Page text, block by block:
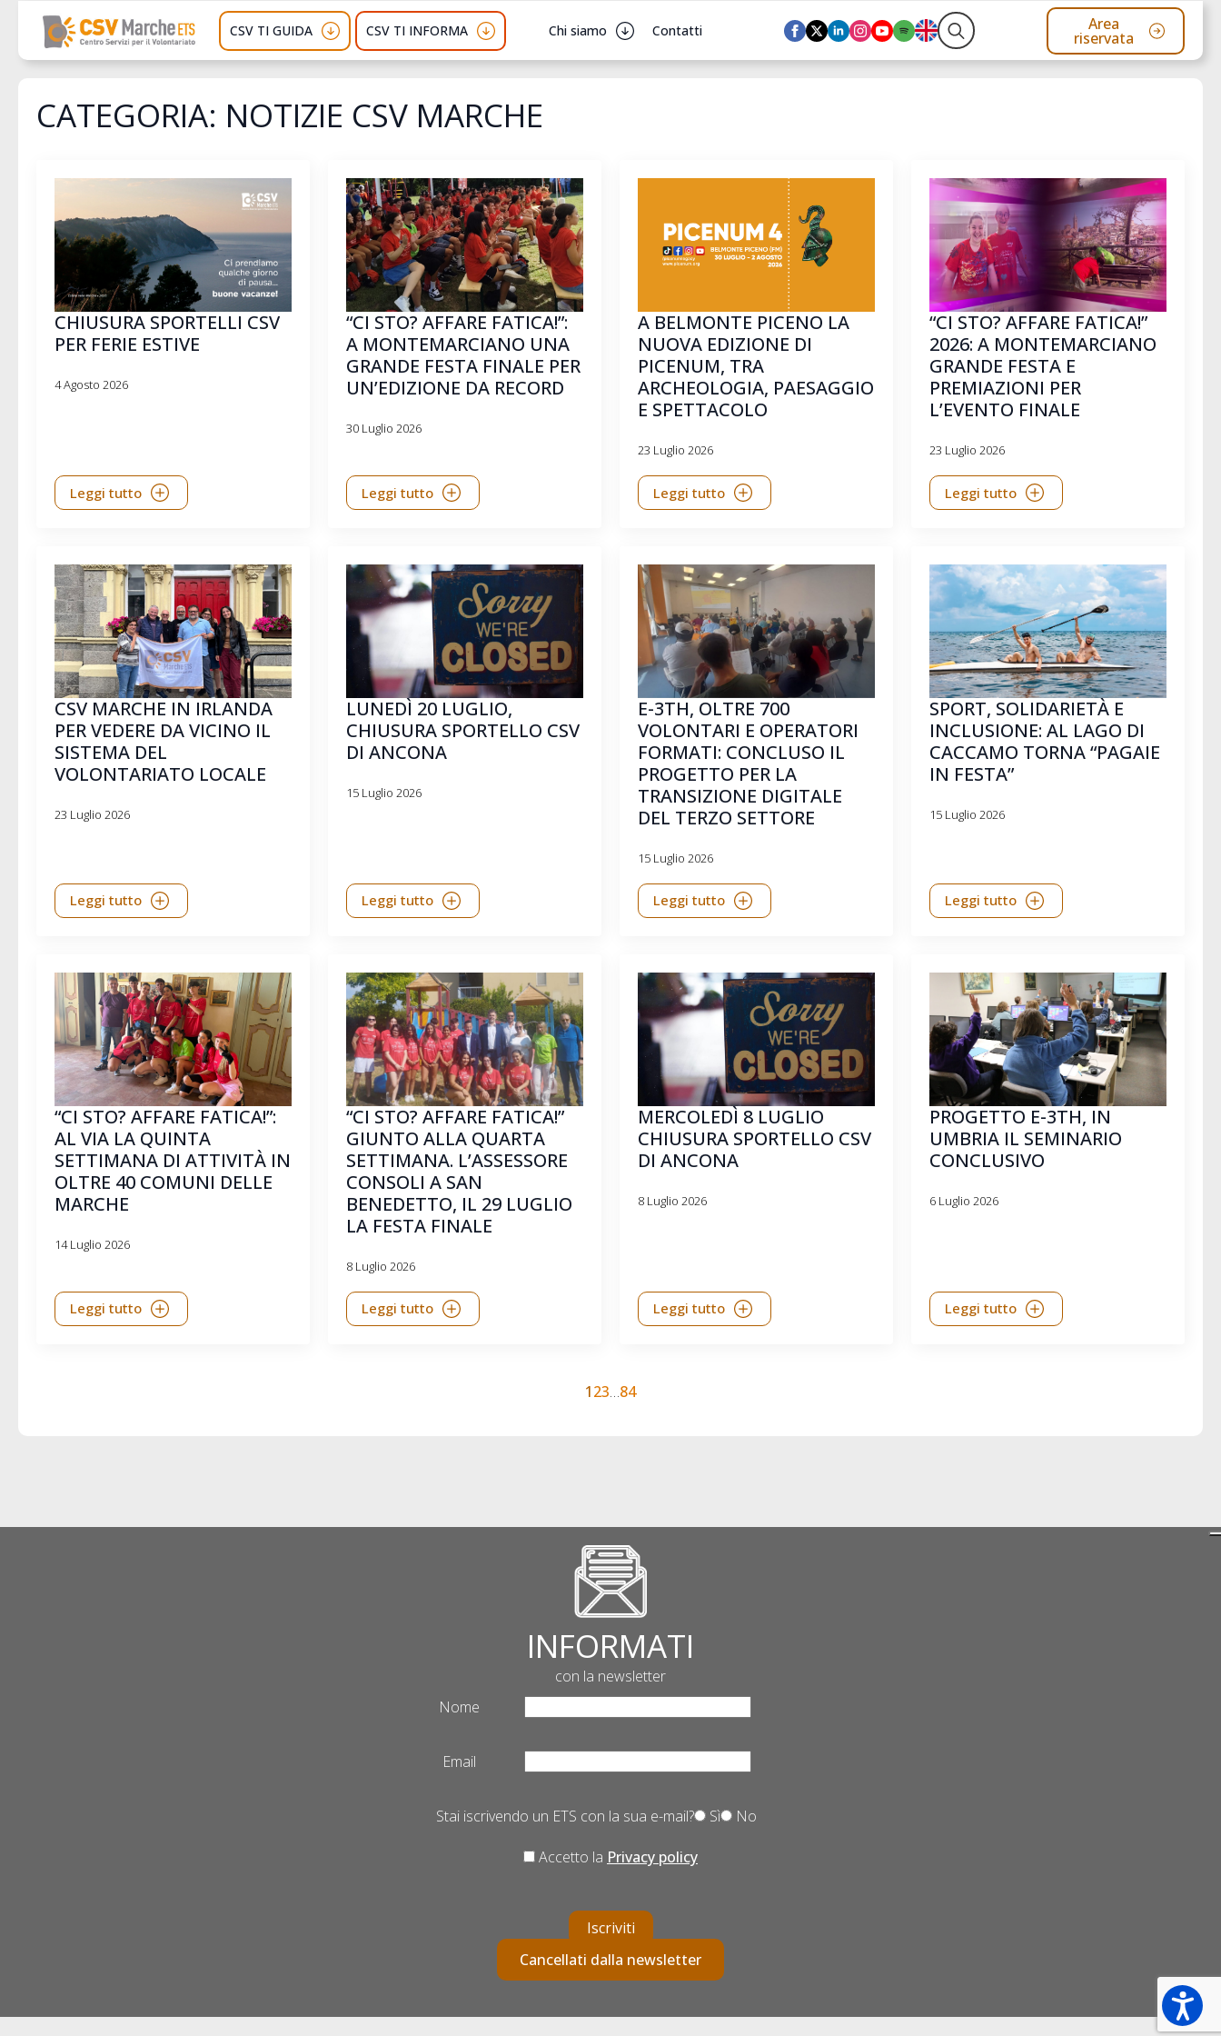
CSV TI GUIDA CSV TI INFORMA Chi siamo Contatti
Search
Area
riservata
CATEGORIA: NOTIZIE CSV MARCHE
CHIUSURA SPORTELLI CSV
PER FERIE ESTIVE
4 Agosto 2026
Leggi tutto
“CI STO? AFFARE FATICA!”:
A MONTEMARCIANO UNA
GRANDE FESTA FINALE PER
UN’EDIZIONE DA RECORD
30 Luglio 2026
Leggi tutto
A BELMONTE PICENO LA
NUOVA EDIZIONE DI
PICENUM, TRA
ARCHEOLOGIA, PAESAGGIO
E SPETTACOLO
23 Luglio 2026
Leggi tutto
“CI STO? AFFARE FATICA!”
2026: A MONTEMARCIANO
GRANDE FESTA E
PREMIAZIONI PER
L’EVENTO FINALE
23 Luglio 2026
Leggi tutto
CSV MARCHE IN IRLANDA
PER VEDERE DA VICINO IL
SISTEMA DEL
VOLONTARIATO LOCALE
23 Luglio 2026
Leggi tutto
LUNEDÌ 20 LUGLIO,
CHIUSURA SPORTELLO CSV
DI ANCONA
15 Luglio 2026
Leggi tutto
E-3TH, OLTRE 700
VOLONTARI E OPERATORI
FORMATI: CONCLUSO IL
PROGETTO PER LA
TRANSIZIONE DIGITALE
DEL TERZO SETTORE
15 Luglio 2026
Leggi tutto
SPORT, SOLIDARIETÀ E
INCLUSIONE: AL LAGO DI
CACCAMO TORNA “PAGAIE
IN FESTA”
15 Luglio 2026
Leggi tutto
“CI STO? AFFARE FATICA!”:
AL VIA LA QUINTA
SETTIMANA DI ATTIVITÀ IN
OLTRE 40 COMUNI DELLE
MARCHE
14 Luglio 2026
Leggi tutto
“CI STO? AFFARE FATICA!”
GIUNTO ALLA QUARTA
SETTIMANA. L’ASSESSORE
CONSOLI A SAN
BENEDETTO, IL 29 LUGLIO
LA FESTA FINALE
8 Luglio 2026
Leggi tutto
MERCOLEDÌ 8 LUGLIO
CHIUSURA SPORTELLO CSV
DI ANCONA
8 Luglio 2026
Leggi tutto
PROGETTO E-3TH, IN
UMBRIA IL SEMINARIO
CONCLUSIVO
6 Luglio 2026
Leggi tutto
123…84
INFORMATI
con la newsletter
Nome
Email
Stai iscrivendo un ETS con la sua e-mail? Sì No
Accetto la Privacy policy
Iscriviti
Cancellati dalla newsletter